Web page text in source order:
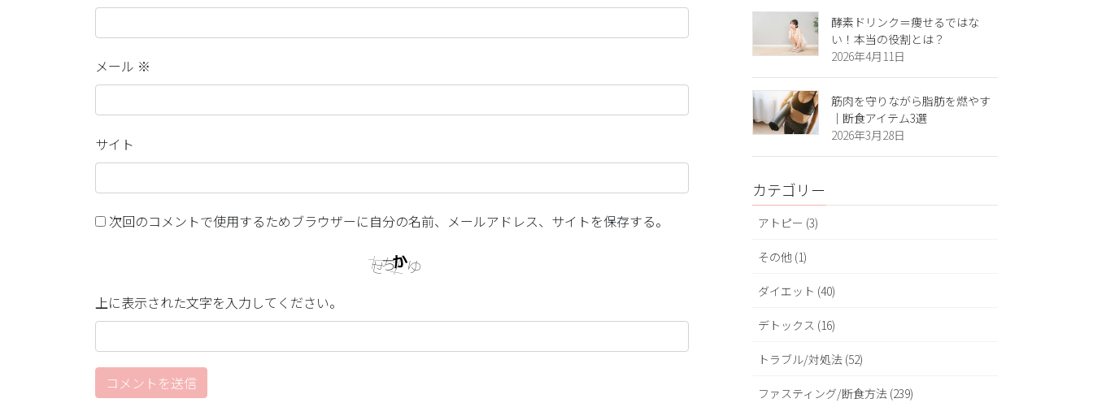
メール ※
サイト
次回のコメントで使用するためブラウザーに自分の名前、メールアドレス、サイトを保存する。
上に表示された文字を入力してください。
酵素ドリンク＝痩せるではな
い！本当の役割とは？
2026年4月11日
筋肉を守りながら脂肪を燃やす
｜断食アイテム3選
2026年3月28日
カテゴリー
アトピー (3)
その他 (1)
ダイエット (40)
デトックス (16)
トラブル/対処法 (52)
ファスティング/断食方法 (239)